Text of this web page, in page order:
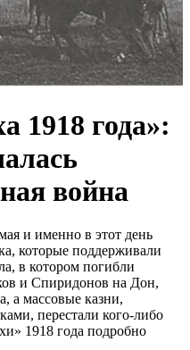
1918 года»:
война
и именно в этот день
которые поддерживали
в котором погибли
и Спиридонов на Дон,
а массовые казни,
перестали кого-либо
1918 года подробно